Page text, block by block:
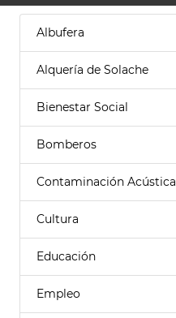
Albufera
Alquería de Solache
Bienestar Social
Bomberos
Contaminación Acústica
Cultura
Educación
Empleo